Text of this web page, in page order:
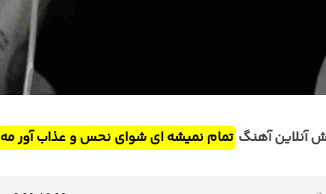
آنلاین آهنگ تمام نمیشه ای شوای نحس و عذاب آور مه